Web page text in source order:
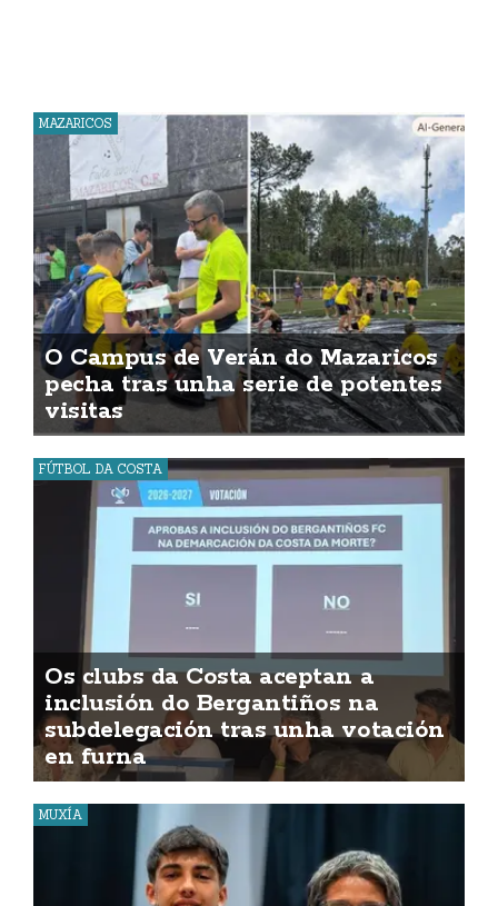
MAZARICOS
O Campus de Verán do Mazaricos
pecha tras unha serie de potentes
visitas
FÚTBOL DA COSTA
Os clubs da Costa aceptan a
inclusión do Bergantiños na
subdelegación tras unha votación
en furna
MUXÍA